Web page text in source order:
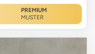
PREMIUM
MUSTER